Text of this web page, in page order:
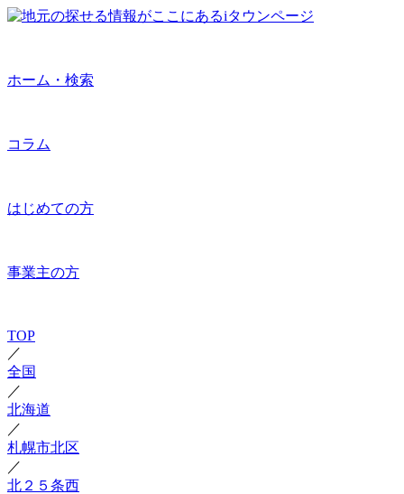
ホーム・検索
コラム
はじめての方
事業主の方
TOP
／
全国
／
北海道
／
札幌市北区
／
北２５条西